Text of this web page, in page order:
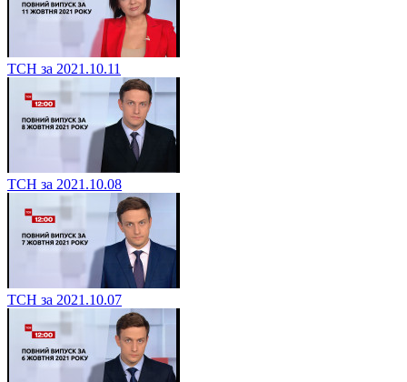
ТСН за 2021.10.11
ТСН за 2021.10.08
ТСН за 2021.10.07